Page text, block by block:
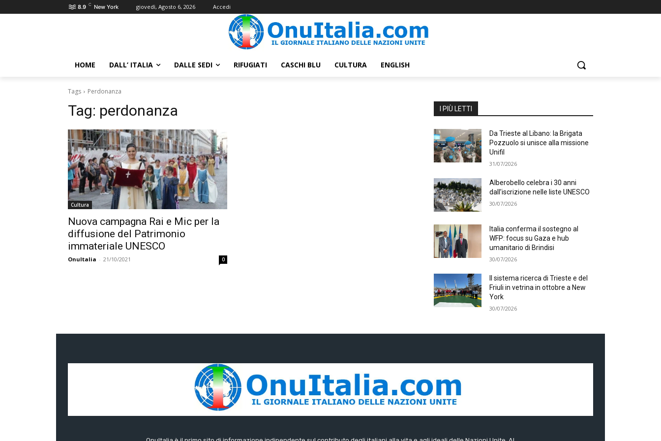
8.9 C New York giovedì, Agosto 6, 2026 Accedi
HOME DALL’ ITALIA DALLE SEDI RIFUGIATI CASCHI BLU CULTURA ENGLISH
Tags Perdonanza
Tag: perdonanza
Cultura
Nuova campagna Rai e Mic per la
diffusione del Patrimonio
immateriale UNESCO
OnuItalia - 21/10/2021 0
I PIÙ LETTI
Da Trieste al Libano: la Brigata
Pozzuolo si unisce alla missione
Unifil
31/07/2026
Alberobello celebra i 30 anni
dall’iscrizione nelle liste UNESCO
30/07/2026
Italia conferma il sostegno al
WFP: focus su Gaza e hub
umanitario di Brindisi
30/07/2026
Il sistema ricerca di Trieste e del
Friuli in vetrina in ottobre a New
York
30/07/2026